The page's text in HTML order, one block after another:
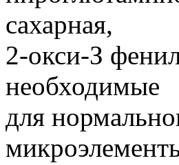
сахарная,
2-окси-З
необходимые
для